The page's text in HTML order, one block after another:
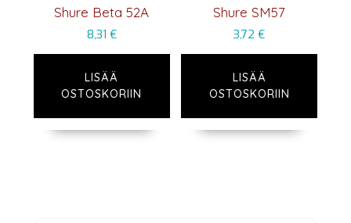
Shure Beta 52A
8,31 €
LISÄÄ
OSTOSKORIIN
Shure SM57
3,72€
LISÄÄ
OSTOSKORIIN